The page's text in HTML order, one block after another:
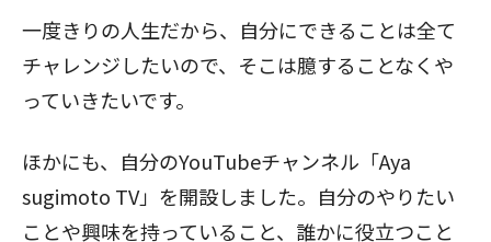
一度きりの人生だから、自分にできることは全て
チャレンジしたいので、そこは臆することなくや
っていきたいです。
ほかにも、自分のYouTubeチャンネル「Aya
sugimoto TV」を開設しました。自分のやりたい
ことや興味を持っていること、誰かに役立つこと